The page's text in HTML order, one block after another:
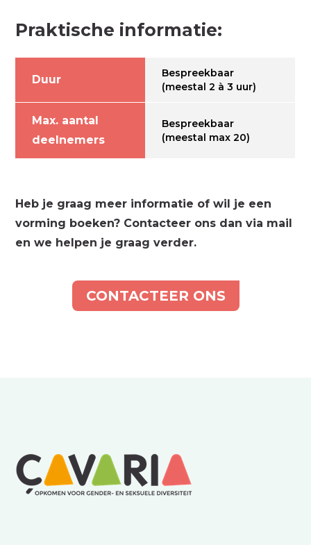
Praktische informatie:
Duur
Bespreekbaar
(meestal 2 à 3 uur)
Max. aantal
deelnemers
Bespreekbaar
(meestal max 20)
Heb je graag meer informatie of wil je een
vorming boeken? Contacteer ons dan via mail
en we helpen je graag verder.
CONTACTEER ONS